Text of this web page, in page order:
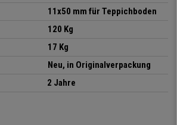
mit Lordosenstütze
m3
mit Softpad-Auflagen
aus verchromtem Stahl
11x50 mm für Teppichboden
120 Kg
17 Kg
Neu, in Originalverpackung
2 Jahre